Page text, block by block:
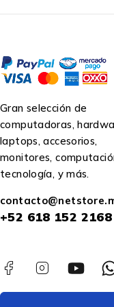
Gran selección de
computadoras,
laptops, accesorios,
monitores,
tecnología, y más.
+52 618 152 2168